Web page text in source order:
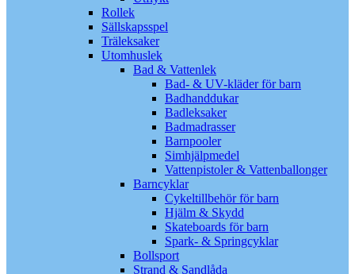
Rollek
Sällskapsspel
Träleksaker
Utomhuslek
Bad & Vattenlek
Bad- & UV-kläder för barn
Badhanddukar
Badleksaker
Badmadrasser
Barnpooler
Simhjälpmedel
Vattenpistoler & Vattenballonger
Barncyklar
Cykeltillbehör för barn
Hjälm & Skydd
Skateboards för barn
Spark- & Springcyklar
Bollsport
Strand & Sandlåda